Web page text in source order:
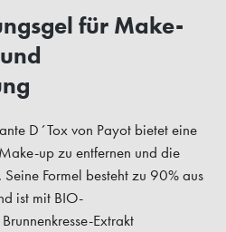
für Make-
D´Tox von Payot bietet eine
up zu entfernen und die
Formel besteht zu 90% aus
ist mit BIO-
Extrakt